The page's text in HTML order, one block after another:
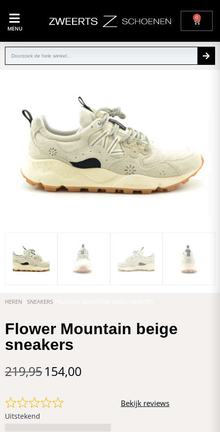
MENU
0
HEREN SNEAKERS
Flower Mountain beige
sneakers
219,95154,00
Uitstekend
Bekijk reviews